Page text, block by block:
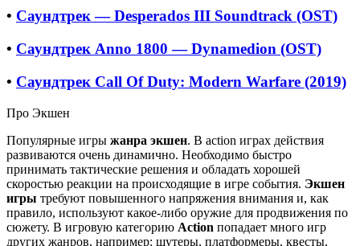
• Саундтрек — Desperados III Soundtrack (OST)
• Саундтрек Anno 1800 — Dynamedion (OST)
• Саундтрек Call Of Duty: Modern Warfare (2019)
Про Экшен
Популярные игры жанра экшен. В action играх действия
развиваются очень динамично. Необходимо быстро
принимать тактические решения и обладать хорошей
скоростью реакции на происходящие в игре события. Экшен
игры требуют повышенного напряжения внимания и, как
правило, используют какое-либо оружие для продвижения по
сюжету. В игровую категорию Action попадает много игр
других жанров, например: шутеры, платформеры, квесты,